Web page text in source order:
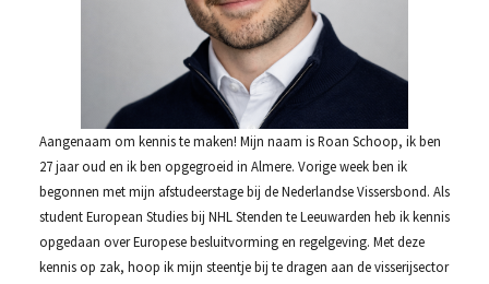
Aangenaam om kennis te maken! Mijn naam is Roan Schoop, ik ben
27 jaar oud en ik ben opgegroeid in Almere. Vorige week ben ik
begonnen met mijn afstudeerstage bij de Nederlandse Vissersbond. Als
student European Studies bij NHL Stenden te Leeuwarden heb ik kennis
opgedaan over Europese besluitvorming en regelgeving. Met deze
kennis op zak, hoop ik mijn steentje bij te dragen aan de visserijsector